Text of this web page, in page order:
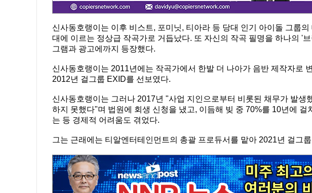
신사동호랭이는 이후 비스트, 포미닛, 티아라 등 당대 인기 아이돌 그룹
대에 이르는 정상급 작곡가로 거듭났다. 또 자신의 작곡 필명을 하나의 '
그램과 광고에까지 등장했다.
신사동호랭이는 2011년에는 작곡가에서 한발 더 나아가 음반 제작자로
2012년 걸그룹 EXID를 선보였다.
신사동호랭이는 그러나 2017년 "사업 지인으로부터 비롯된 채무가 발생
하지 못했다"며 법원에 회생 신청을 냈고, 이듬해 빚 중 70%를 10년에
는 등 경제적 어려움도 겪었다.
그는 근래에는 티알엔터테인먼트의 총괄 프로듀서를 맡아 2021년 걸그